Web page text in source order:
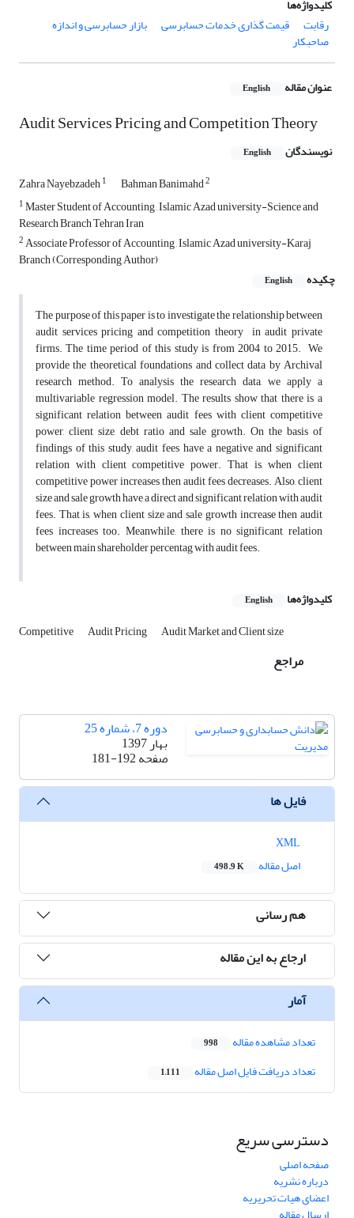
کلیدواژه‌ها
رقابت
قیمت گذاری خدمات حسابرسی بازار حسابرسی و اندازه
صاحبکار
عنوان مقاله English
Audit Services Pricing and Competition Theory
نویسندگان English
Zahra Nayebzadeh1 Bahman Banimahd2
1Master Student of Accounting , Islamic Azad university-Science and
Research Branch Tehran Iran
2Associate Professor of Accounting , Islamic Azad university-Karaj
Branch (Corresponding Author)
چکیده
English
The purpose of this paper is to investigate the relationship between
audit services pricing and competition theory in audit private
firms. The time period of this study is from 2004 to 2015. We
provide the theoretical foundations and collect data by Archival
research method. To analysis the research data, we apply a
multivariable regression model. The results show that there is a
significant relation between audit fees with client competitive
power, client size, debt ratio and sale growth. On the basis of
findings of this study, audit fees have a negative and significant
relation with client competitive power. That is, when client
competitive power increases then audit fees decreases. Also, client
size and sale growth have a direct and significant relation with audit
fees. That is, when client size and sale growth increase then audit
fees increases too. Meanwhile, there is no significant relation
between main shareholder percentag with audit fees.
کلیدواژه‌ها English
Competitive Audit Pricing Audit Market and Client size
مراجع
دوره 7، شماره 25
بهار 1397
صفحه181-192
فایل ها
اصل مقاله
498.9 K
هم رسانی
ارجاع به این مقاله
آمار
تعداد مشاهده مقاله 998
تعداد دریافت فایل اصل مقاله 1,111
دسترسی سریع
صفحه اصلی
درباره نشریه
اعضای هیات تحریریه